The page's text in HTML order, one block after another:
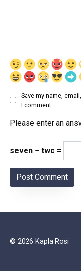
Save my name,
I comment.
Please enter an
seven − two =
© 2026 Kapla Rosi